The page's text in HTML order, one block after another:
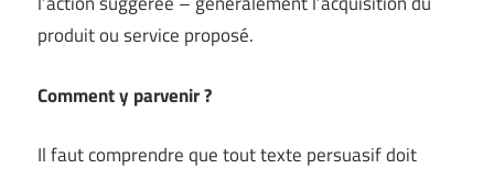
produit ou service proposé.
Comment y parvenir ?
Il faut comprendre que tout texte persuasif doit